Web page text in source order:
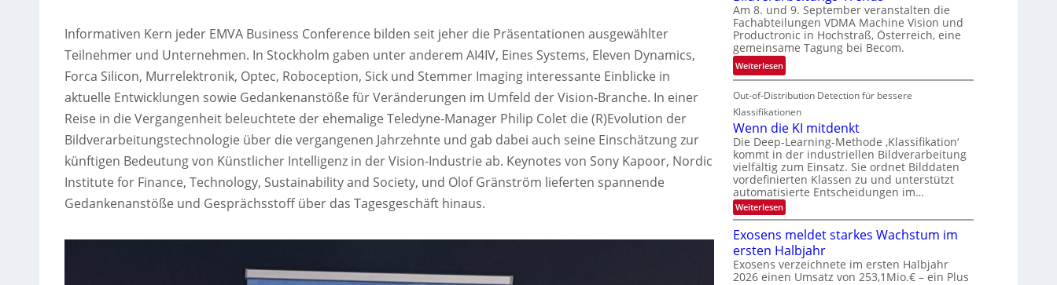
Informativen Kern jeder EMVA Business Conference bilden seit jeher die Präsentationen ausgewählter
Teilnehmer und Unternehmen. In Stockholm gaben unter anderem AI4IV, Eines Systems, Eleven Dynamics,
Forca Silicon, Murrelektronik, Optec, Roboception, Sick und Stemmer Imaging interessante Einblicke in
aktuelle Entwicklungen sowie Gedankenanstöße für Veränderungen im Umfeld der Vision-Branche. In einer
Reise in die Vergangenheit beleuchtete der ehemalige Teledyne-Manager Philip Colet die (R)Evolution der
Bildverarbeitungstechnologie über die vergangenen Jahrzehnte und gab dabei auch seine Einschätzung zur
künftigen Bedeutung von Künstlicher Intelligenz in der Vision-Industrie ab. Keynotes von Sony Kapoor, Nordic
Institute for Finance, Technology, Sustainability and Society, und Olof Gränström lieferten spannende
Gedankenanstöße und Gesprächsstoff über das Tagesgeschäft hinaus.
c
h
k
e
i
t
e
n
r
i
n
V
I
S
N
T
e
c
h
T
k
s
d
e
d
T
o
u
r
e
n
a
u
f
d
e
r
V
I
S
I
Am 8. und 9. September veranstalten die
Fachabteilungen VDMA Machine Vision und
Productronic in Hochstraß, Österreich, eine
gemeinsame Tagung bei Becom.
Weiterlesen:
T
a
g
u
n
g
z
u
E
l
k
t
r
Out-of-Distribution Detection für bessere
Klassifikationen
Wenn die KI mitdenkt
Die Deep-Learning-Methode ‚Klassifikation‘
kommt in der industriellen Bildverarbeitung
vielfältig zum Einsatz. Sie ordnet Bilddaten
vordefinierten Klassen zu und unterstützt
automatisierte Entscheidungen im…
Weiterlesen:
W
n
n
d
i
Exosens meldet starkes Wachstum im
ersten Halbjahr
Exosens verzeichnete im ersten Halbjahr
2026 einen Umsatz von 253,1Mio.€ – ein Plus